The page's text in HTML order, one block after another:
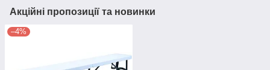
Акційні пропозиції та новинки
–4%